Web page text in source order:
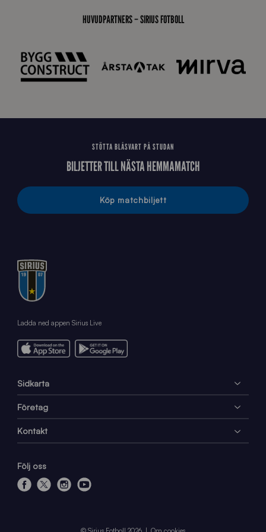
2
0
2
HUVUDPARTNERS – SIRIUS FOTBOLL
STÖTTA BLÅSVART PÅ STUDAN
BILJETTER TILL NÄSTA HEMMAMATCH
Köp matchbiljett
Ladda ned appen Sirius Live
Sidkarta
Företag
Kontakt
Följ oss
f
x
i
y
t